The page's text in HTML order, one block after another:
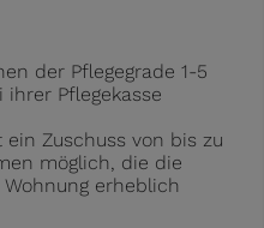
der Pflegegrade 1-5
Pflegekasse
Zuschuss von bis zu
möglich, die die
erheblich